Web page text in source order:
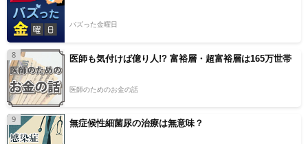
バズった金曜日
8 医師も気付けば億り人!? 富裕層・超富裕層は165万世帯
医師のためのお金の話
9 無症候性細菌尿の治療は無意味？